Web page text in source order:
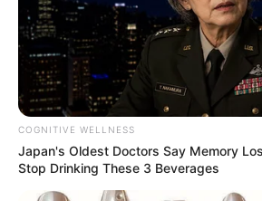
COGNITIVE WELLNESS
Japan's Oldest Doctors Say Memory
Stop Drinking These 3 Beverages